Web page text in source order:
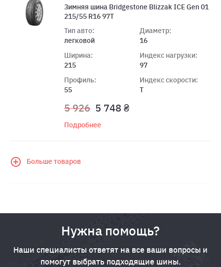
Зимняя шина Bridgestone Blizzak ICE Gen 01
215/55 R16 97T
Тип авто:
легковой
Ширина:
215
Профиль:
55
Диаметр:
16
Индекс нагрузки:
97
Индекс скорости:
T
5 926 5 748 ₴
Подробнее
Больше товаров
Нужна помощь?
Наши специалисты ответят на все ваши вопросы и
помогут выбрать подходящие шины.